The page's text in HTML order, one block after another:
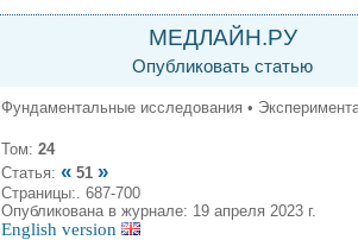
МЕДЛАЙН.РУ
Опубликовать статью
Фундаментальные исследования •
Том: 24
Статья: « 51 »
Страницы:. 687-700
Опубликована в журнале: 19 апреля 2023 г.
English version